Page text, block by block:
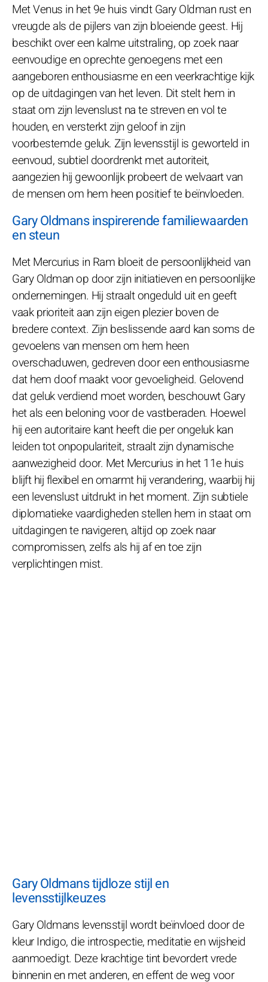
Met Venus in het 9e huis vindt Gary Oldman rust en
vreugde als de pijlers van zijn bloeiende geest. Hij
beschikt over een kalme uitstraling, op zoek naar
eenvoudige en oprechte genoegens met een
aangeboren enthousiasme en een veerkrachtige kijk
op de uitdagingen van het leven. Dit stelt hem in
staat om zijn levenslust na te streven en vol te
houden, en versterkt zijn geloof in zijn
voorbestemde geluk. Zijn levensstijl is geworteld in
eenvoud, subtiel doordrenkt met autoriteit,
aangezien hij gewoonlijk probeert de welvaart van
de mensen om hem heen positief te beïnvloeden.
Gary Oldmans inspirerende familiewaarden
en steun
Met Mercurius in Ram bloeit de persoonlijkheid van
Gary Oldman op door zijn initiatieven en persoonlijke
ondernemingen. Hij straalt ongeduld uit en geeft
vaak prioriteit aan zijn eigen plezier boven de
bredere context. Zijn beslissende aard kan soms de
gevoelens van mensen om hem heen
overschaduwen, gedreven door een enthousiasme
dat hem doof maakt voor gevoeligheid. Gelovend
dat geluk verdiend moet worden, beschouwt Gary
het als een beloning voor de vastberaden. Hoewel
hij een autoritaire kant heeft die per ongeluk kan
leiden tot onpopulariteit, straalt zijn dynamische
aanwezigheid door. Met Mercurius in het 11e huis
blijft hij flexibel en omarmt hij verandering, waarbij hij
een levenslust uitdrukt in het moment. Zijn subtiele
diplomatieke vaardigheden stellen hem in staat om
uitdagingen te navigeren, altijd op zoek naar
compromissen, zelfs als hij af en toe zijn
verplichtingen mist.
Gary Oldmans tijdloze stijl en
levensstijlkeuzes
Gary Oldmans levensstijl wordt beïnvloed door de
kleur Indigo, die introspectie, meditatie en wijsheid
aanmoedigt. Deze krachtige tint bevordert vrede
binnenin en met anderen, en effent de weg voor